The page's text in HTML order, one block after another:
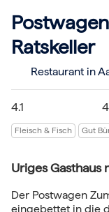
Ratskeller
Restaurant in
4.1
Fleisch & Fisch Gut
Uriges Gasthaus
Der Postwagen
eingebettet in die